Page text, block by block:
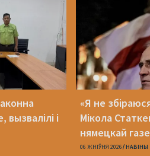
вызвалілі і
«Я не
Мікола
нямецкай
06 ЖНІЎНЯ 2026 НАВІНЫ